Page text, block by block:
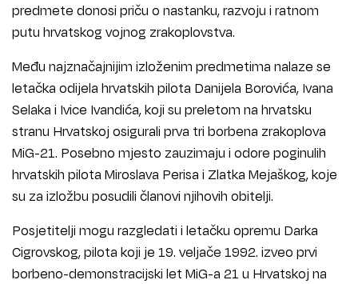
predmete donosi priču o nastanku, razvoju i ratnom
putu hrvatskog vojnog zrakoplovstva.
Među najznačajnijim izloženim predmetima nalaze se
letačka odijela hrvatskih pilota Danijela Borovića, Ivana
Selaka i Ivice Ivandića, koji su preletom na hrvatsku
stranu Hrvatskoj osigurali prva tri borbena zrakoplova
MiG-21. Posebno mjesto zauzimaju i odore poginulih
hrvatskih pilota Miroslava Perisa i Zlatka Mejaškog, koje
su za izložbu posudili članovi njihovih obitelji.
Posjetitelji mogu razgledati i letačku opremu Darka
Cigrovskog, pilota koji je 19. veljače 1992. izveo prvi
borbeno-demonstracijski let MiG-a 21 u Hrvatskoj na